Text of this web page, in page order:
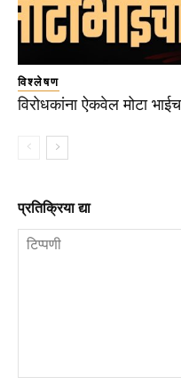
विश्लेषण
विरोधकांना ऐकवेल मोटा
प्रतिक्रिया द्या